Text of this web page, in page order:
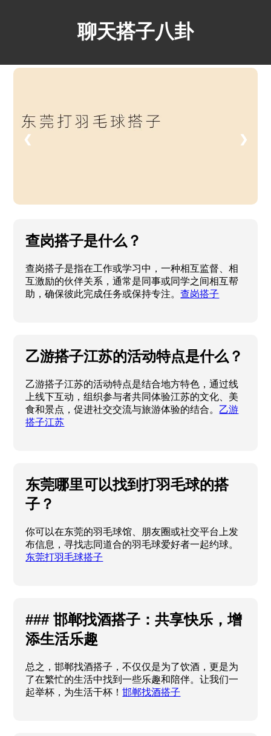
聊天搭子八卦
❮ ❯
查岗搭子是什么？
查岗搭子是指在工作或学习中，一种相互监督、相
互激励的伙伴关系，通常是同事或同学之间相互帮
助，确保彼此完成任务或保持专注。查岗搭子
乙游搭子江苏的活动特点是什么？
乙游搭子江苏的活动特点是结合地方特色，通过线
上线下互动，组织参与者共同体验江苏的文化、美
食和景点，促进社交交流与旅游体验的结合。 乙游
搭子江苏
东莞哪里可以找到打羽毛球的搭
子？
你可以在东莞的羽毛球馆、朋友圈或社交平台上发
布信息，寻找志同道合的羽毛球爱好者一起约球。
东莞打羽毛球搭子
### 邯郸找酒搭子：共享快乐，增
添生活乐趣
总之，邯郸找酒搭子，不仅仅是为了饮酒，更是为
了在繁忙的生活中找到一些乐趣和陪伴。让我们一
起举杯，为生活干杯！邯郸找酒搭子